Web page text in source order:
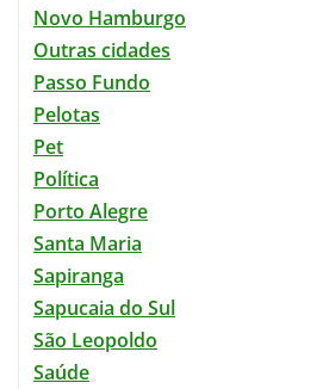
Novo Hamburgo
Outras cidades
Passo Fundo
Pelotas
Pet
Política
Porto Alegre
Santa Maria
Sapiranga
Sapucaia do Sul
São Leopoldo
Saúde